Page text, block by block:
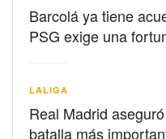
Barcolá ya tiene
PSG exige una
LALIGA
Real Madrid
batalla más